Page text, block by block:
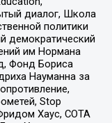
диалог, Школа
политики
демократический
им Нормана
Фонд Бориса
Науманна за
Stop
Хаус, СОТА